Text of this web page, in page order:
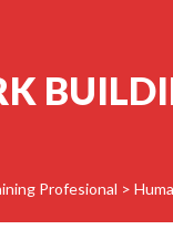
Profesional >